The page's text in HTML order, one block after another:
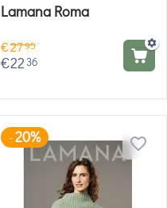
Lamana Roma
€2795
€22 36
-20%